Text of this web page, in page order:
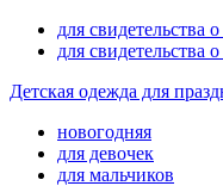
для свидетельства
для свидетельства
Детская одежда для
новогодняя
для девочек
для мальчиков